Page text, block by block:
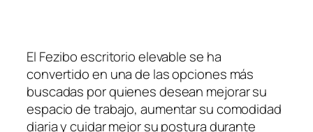
El Fezibo escritorio elevable se ha
convertido en una de las opciones más
buscadas por quienes desean mejorar su
espacio de trabajo, aumentar su comodidad
diaria y cuidar mejor su postura durante